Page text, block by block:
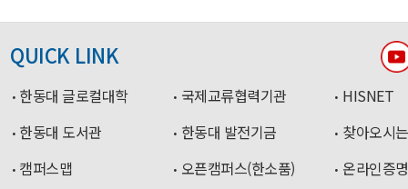
QUICK LINK
한동대 글로컬대학 국제교류협력기관
HISNET
한동대 도서관
한동대 발전기금
찾아오시
캠퍼스맵
오픈캠퍼스(한소품)
온라인증